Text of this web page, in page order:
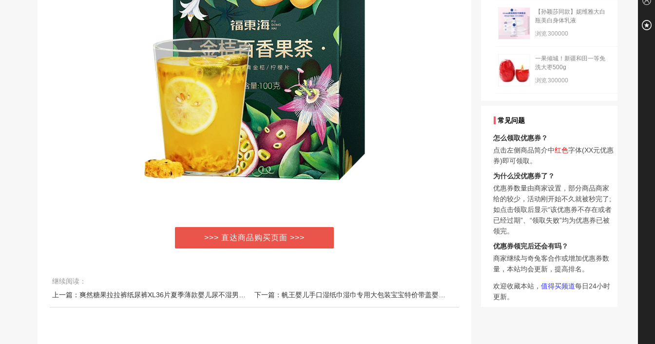
>>> 直达商品购买页面 >>>
继续阅读：
【孙颖莎同款】妮维雅大白
瓶美白身体乳液
浏览300000
一果倾城！新疆和田一等免
洗大枣500g
浏览300000
常见问题
怎么领取优惠券？
点击左侧商品简介中红色字体(XX元优惠
券)即可领取。
为什么没优惠券了？
优惠券数量由商家设置，部分商品商家
给的较少，活动刚开始不久就被秒完了;
如点击领取后显示“该优惠券不存在或者
已经过期”、“领取失败”均为优惠券已被
领完。
优惠券领完后还会有吗？
商家继续与奇兔客合作或增加优惠券数
量，本站均会更新，提高排名。
欢迎收藏本站， 值得买频道每日24小时
更新。